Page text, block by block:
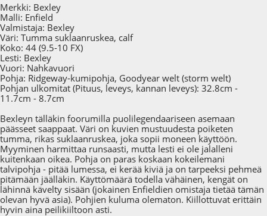
Merkki: Bexley
Malli: Enfield
Valmistaja: Bexley
Väri: Tumma suklaanruskea, calf
Koko: 44 (9.5-10 FX)
Lesti: Bexley
Vuori: Nahkavuori
Pohja: Ridgeway-kumipohja, Goodyear welt (storm welt)
Pohjan ulkomitat (Pituus, leveys, kannan leveys): 32.8cm -
11.7cm - 8.7cm
Bexleyn tälläkin foorumilla puolilegendaariseen asemaan
päässeet saappaat. Väri on kuvien mustuudesta poiketen
tumma, rikas suklaanruskea, joka sopii moneen käyttöön.
Myyminen harmittaa runsaasti, mutta lesti ei ole jalalleni
kuitenkaan oikea. Pohja on paras koskaan kokeilemani
talvipohja - pitää lumessa, ei kerää kiviä ja on tarpeeksi pehmeä
pitämään jäälläkin. Käyttömäärä todella vähäinen, kengät on
lähinnä kävelty sisään (jokainen Enfieldien omistaja tietää tämän
olevan hyvä asia). Pohjien kuluma olematon. Kiillottuvat erittäin
hyvin aina peilikiiltoon asti.